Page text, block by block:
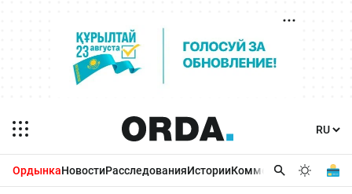
ОрдынкаНовостиРасследованияИсторииКомментарииБизнес